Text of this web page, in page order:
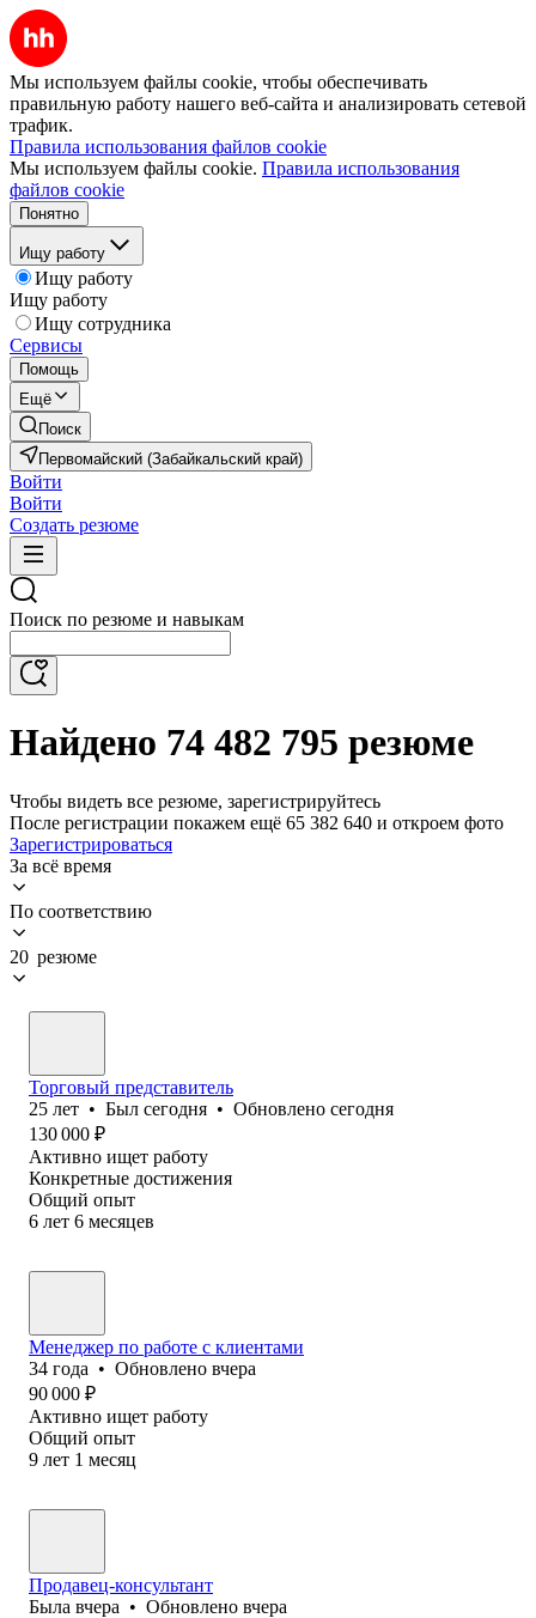
Мы используем файлы cookie, чтобы обеспечивать
правильную работу нашего веб-сайта и анализировать сетевой
трафик.
Правила использования файлов cookie
Мы используем файлы cookie. Правила использования
файлов cookie
Понятно
Ищу работу
Ищу работу
Ищу работу
Ищу сотрудника
Сервисы
Помощь
Ещё
Поиск
Первомайский (Забайкальский край)
Войти
Войти
Создать резюме
Поиск по резюме и навыкам
Найдено 74 482 795 резюме
Чтобы видеть все резюме, зарегистрируйтесь
После регистрации покажем ещё 65 382 640 и откроем фото
Зарегистрироваться
За всё время
По соответствию
20 резюме
Торговый представитель
25 лет • Был сегодня • Обновлено сегодня
130 000 ₽
Активно ищет работу
Конкретные достижения
Общий опыт
6 лет 6 месяцев
Менеджер по работе с клиентами
34 года • Обновлено вчера
90 000 ₽
Активно ищет работу
Общий опыт
9 лет 1 месяц
Продавец-консультант
Была вчера • Обновлено вчера